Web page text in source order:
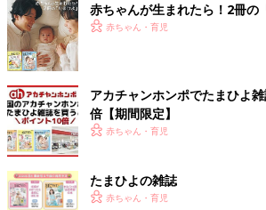
「ホワイトシチュー。市販のルゥは使わず、
で」
「朝ごはんのシリアルに使うとすぐになく
グラノーラも美味しいです」
毎日のごはん作り、大活躍
ば、買ってみたはいいけれ
赤ちゃんが生まれたら！2冊の
赤ちゃん・育児
アカチャンホンポでたまひよ
倍【期間限定】
赤ちゃん・育児
たまひよの雑誌
赤ちゃん・育児